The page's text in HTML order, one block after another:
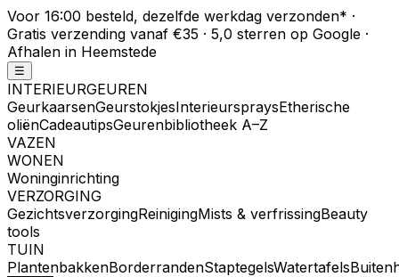
Voor 16:00 besteld, dezelfde werkdag verzonden* ·
Gratis verzending vanaf €35 · 5,0 sterren op Google ·
Afhalen in Heemstede
☰
INTERIEURGEUREN
GeurkaarsenGeurstokjesInterieurspraysEtherische
oliënCadeautipsGeurenbibliotheek A–Z
VAZEN
WONEN
Woninginrichting
VERZORGING
GezichtsverzorgingReinigingMists & verfrissingBeauty
tools
TUIN
PlantenbakkenBorderrandenStaptegelsWatertafels